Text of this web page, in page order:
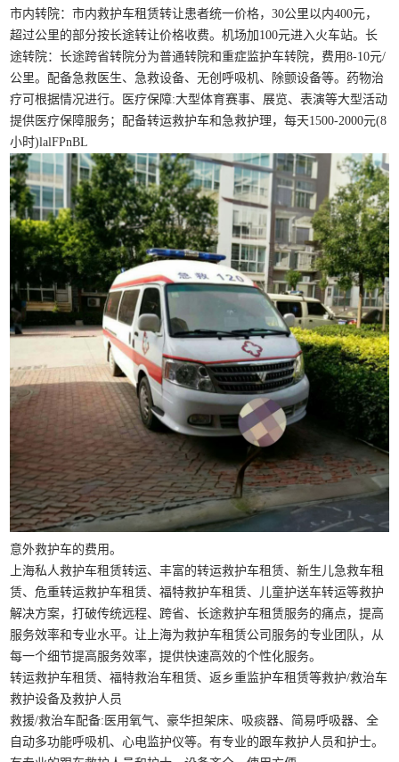
市内转院：市内救护车租赁转让患者统一价格，30公里以内400元，
超过公里的部分按长途转让价格收费。机场加100元进入火车站。长
途转院：长途跨省转院分为普通转院和重症监护车转院，费用8-10元/
公里。配备急救医生、急救设备、无创呼吸机、除颤设备等。药物治
疗可根据情况进行。医疗保障:大型体育赛事、展览、表演等大型活动
提供医疗保障服务；配备转运救护车和急救护理，每天1500-2000元(8
小时)lalFPnBL
意外救护车的费用。
上海私人救护车租赁转运、丰富的转运救护车租赁、新生儿急救车租
赁、危重转运救护车租赁、福特救护车租赁、儿童护送车转运等救护
解决方案，打破传统远程、跨省、长途救护车租赁服务的痛点，提高
服务效率和专业水平。让上海为救护车租赁公司服务的专业团队，从
每一个细节提高服务效率，提供快速高效的个性化服务。
转运救护车租赁、福特救治车租赁、返乡重监护车租赁等救护/救治车
救护设备及救护人员
救援/救治车配备:医用氧气、豪华担架床、吸痰器、简易呼吸器、全
自动多功能呼吸机、心电监护仪等。有专业的跟车救护人员和护士。